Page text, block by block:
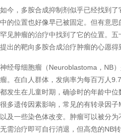
如今，多胺合成抑制剂似乎已经找到
中的位置也好像早已被固定。但有意
罕见肿瘤的治疗中找到了它的位置。
提出的靶向多胺合成治疗肿瘤的心愿得
神经母细胞瘤（Neuroblastoma，NB
瘤。在白人群体，发病率为每百万人
都发生在儿童时期，确诊时的年龄中
很多遗传因素影响，常见的有转录因子
以及一些染色体改变。肿瘤可以被分
无需治疗即可自行消退，但高危的NB